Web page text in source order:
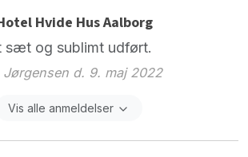
Hvide Hus Aalborg
sæt og sublimt udført.
d. 9. maj 2022
Vis alle anmeldelser